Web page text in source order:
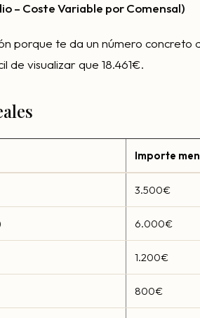
– Coste Variable por Comensal)
porque te da un número concreto
de visualizar que 18.461€.
Importe
3.500€
6.000€
1.200€
800€